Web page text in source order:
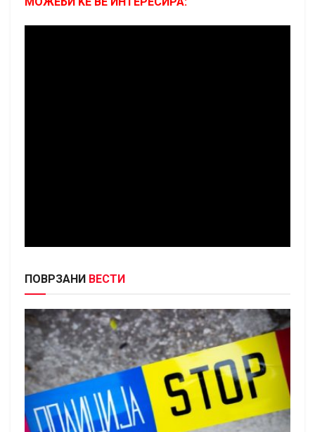
ПОВРЗАНИ ВЕСТИ